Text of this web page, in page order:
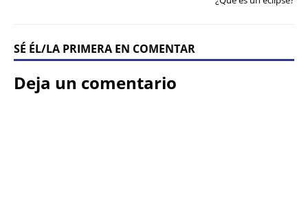
SÉ ÉL/LA PRIMERA EN COMENTAR
Deja un comentario